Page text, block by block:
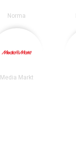
Norma
Media Markt